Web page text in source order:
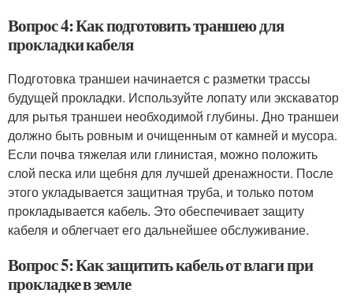
Вопрос 4: Как подготовить траншею для
прокладки кабеля
Подготовка траншеи начинается с разметки трассы
будущей прокладки. Используйте лопату или экскаватор
для рытья траншеи необходимой глубины. Дно траншеи
должно быть ровным и очищенным от камней и мусора.
Если почва тяжелая или глинистая, можно положить
слой песка или щебня для лучшей дренажности. После
этого укладывается защитная труба, и только потом
прокладывается кабель. Это обеспечивает защиту
кабеля и облегчает его дальнейшее обслуживание.
Вопрос 5: Как защитить кабель от влаги при
прокладке в земле